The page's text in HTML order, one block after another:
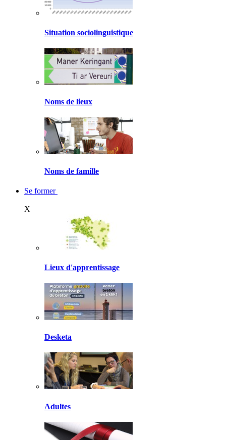
Situation sociolinguistique
Noms de lieux
Noms de famille
Se former
X
Lieux d'apprentissage
Desketa
Adultes